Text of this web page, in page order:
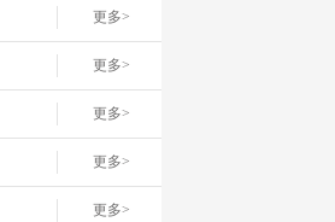
更多>
更多>
更多>
更多>
更多>